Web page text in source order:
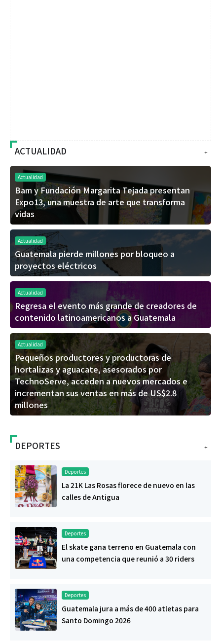
+
ACTUALIDAD
Actualidad
Bam y Fundación Margarita Tejada presentan
Expo13, una muestra de arte que transforma
vidas
Actualidad
Guatemala pierde millones por bloqueo a
proyectos eléctricos
Actualidad
Regresa el evento más grande de creadores de
contenido latinoamericanos a Guatemala
Actualidad
Pequeños productores y productoras de
hortalizas y aguacate, asesorados por
TechnoServe, acceden a nuevos mercados e
incrementan sus ventas en más de US$2.8
millones
+
DEPORTES
Deportes
La 21K Las Rosas florece de nuevo en las
calles de Antigua
Deportes
El skate gana terreno en Guatemala con
una competencia que reunió a 30 riders
Deportes
Guatemala jura a más de 400 atletas para
Santo Domingo 2026